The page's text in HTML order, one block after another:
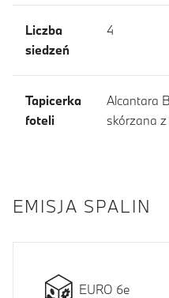
Liczba
siedzeń
4
Tapicerka
foteli
Alcantara
skórzana
EMISJA SPALIN
EURO 6e